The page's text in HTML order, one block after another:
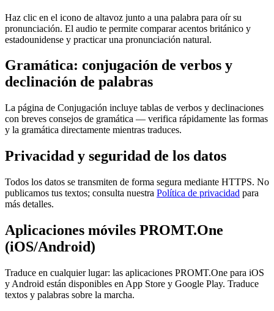
Haz clic en el icono de altavoz junto a una palabra para oír su
pronunciación. El audio te permite comparar acentos británico y
estadounidense y practicar una pronunciación natural.
Gramática: conjugación de verbos y
declinación de palabras
La página de Conjugación incluye tablas de verbos y declinaciones
con breves consejos de gramática — verifica rápidamente las formas
y la gramática directamente mientras traduces.
Privacidad y seguridad de los datos
Todos los datos se transmiten de forma segura mediante HTTPS. No
publicamos tus textos; consulta nuestra Política de privacidad para
más detalles.
Aplicaciones móviles PROMT.One
(iOS/Android)
Traduce en cualquier lugar: las aplicaciones PROMT.One para iOS
y Android están disponibles en App Store y Google Play. Traduce
textos y palabras sobre la marcha.